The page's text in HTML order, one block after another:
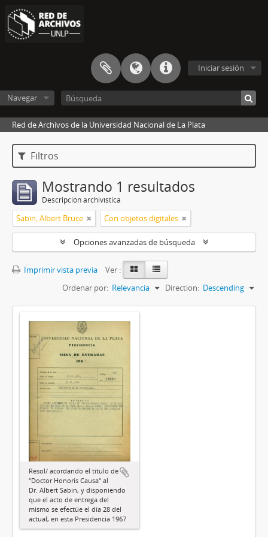
Iniciar sesión
Navegar
Red de Archivos de la Universidad Nacional de La Plata
Filtros
Mostrando 1 resultados
Descripción archivística
Sabin, Albert Bruce Con objetos digitales
Opciones avanzadas de búsqueda
Imprimir vista previa
Ver :
Ordenar por: Relevancia Direction: Descending
Resol/ acordando el título de
"Doctor Honoris Causa" al
Dr. Albert Sabin, y disponiendo
que el acto de entrega del
mismo se efectúe el día 28 del
actual, en esta Presidencia 1967